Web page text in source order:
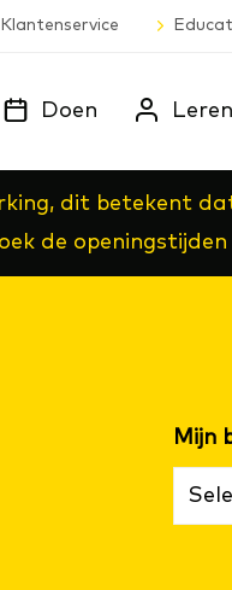
Doen Leren
Klantenservice
dit betekent
de